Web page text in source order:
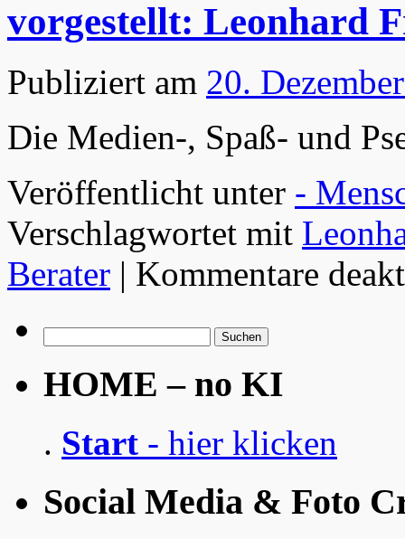
vorgestellt: Leonhard
Publiziert am 20.
Die Medien-, Spaß- und
Veröffentlicht unter -
Verschlagwortet mit
Berater | Kommentare
nach:
HOME – no KI
. Start - hier klicken
Social Media & Foto